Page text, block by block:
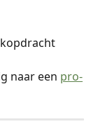
naar een pro-